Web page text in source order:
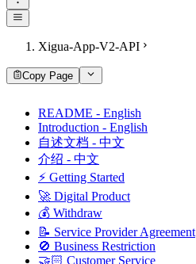
Xigua-App-V2-API
Copy Page
README - English
Introduction - English
自述文档 - 中文
介绍 - 中文
⚡ Getting Started
🚀 Digital Product
💰 Withdraw
📝 Service Provider Agreement
🚫 Business Restriction
🤝🏻 Customer Service